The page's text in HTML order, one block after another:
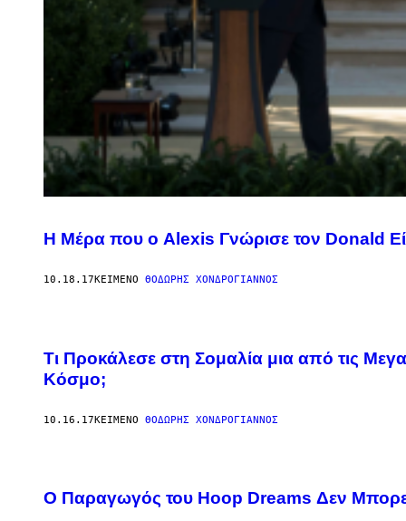
Η Μέρα που ο Alexis Γνώρισε τον Donald
10.18.17ΚΕΊΜΕΝΟ ΘΟΔΩΡΉΣ ΧΟΝΔΡΌΓΙΑΝΝΟΣ
Τι Προκάλεσε στη Σομαλία μια από τις
Κόσμο;
10.16.17ΚΕΊΜΕΝΟ ΘΟΔΩΡΉΣ ΧΟΝΔΡΌΓΙΑΝΝΟΣ
Ο Παραγωγός του Hoop Dreams Δεν